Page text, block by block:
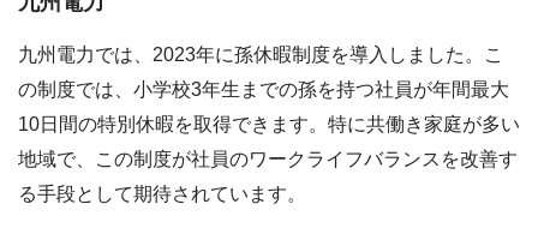
九州電力では、2023年に孫休暇制度を導入しました。こ
の制度では、小学校3年生までの孫を持つ社員が年間最大
10日間の特別休暇を取得できます。特に共働き家庭が多い
地域で、この制度が社員のワークライフバランスを改善す
る手段として期待されています。